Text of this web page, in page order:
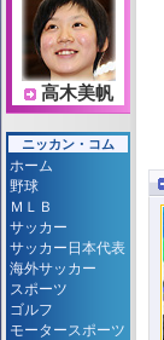
高木美帆
ニッカン・コム
ホーム
野球
ＭＬＢ
サッカー
サッカー日本代表
海外サッカー
スポーツ
ゴルフ
モータースポーツ